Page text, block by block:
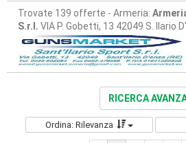
Trovate 139 offerte - Armeria:
S.r.l. VIA P. Gobetti, 13 42049 S. Ilario
RICERCA
Ordina: Rilevanza